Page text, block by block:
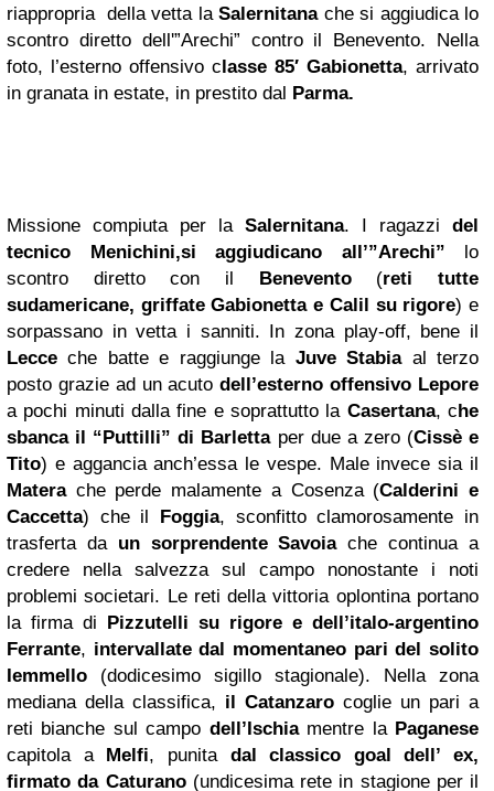
riappropria della vetta laSalernitanache si aggiudica lo
scontro diretto dell'”Arechi” contro il Benevento. Nella
foto, l’esterno offensivo c lasse 85′ Gabionetta, arrivato
in granata in estate, in prestito dal Parma.
Missione compiuta per laSalernitana. I ragazzi del
tecnico Menichini,si aggiudicano all’”Arechi” lo
scontro diretto con il
Benevento(reti tutte
sudamericane, griffate Gabionetta e Calil su rigore) e
sorpassano in vetta i sanniti. In zona play-off, bene il
Lecce che batte e raggiunge la Juve Stabiaal terzo
posto grazie ad un acutodell’esterno offensivo Lepore
a pochi minuti dalla fine e soprattutto la Casertana, c he
sbanca il “Puttilli” di Barlettaper due a zero (Cissè e
Tito) e aggancia anch’essa le vespe. Male invece sia il
Materache perde malamente a Cosenza (Calderini e
Caccetta) che il Foggia, sconfitto clamorosamente in
trasferta da un sorprendente Savoiache continua a
credere nella salvezza sul campo nonostante i noti
problemi societari. Le reti della vittoria oplontina portano
la firma di
Pizzutelli su rigore e dell’italo-argentino
Ferrante, intervallate dal momentaneo pari del solito
Iemmello (dodicesimo sigillo stagionale). Nella zona
mediana della classifica, il Catanzaro coglie un pari a
reti bianche sul campo dell’Ischiamentre la Paganese
capitola aMelfi, punita dal classico goal dell’ ex,
firmato da Caturano(undicesima rete in stagione per il